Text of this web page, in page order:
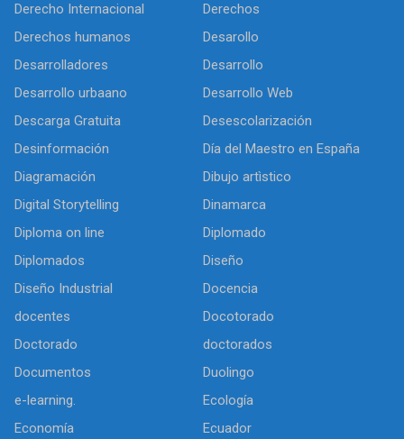
Derecho Internacional
Derechos
Derechos humanos
Desarollo
Desarrolladores
Desarrollo
Desarrollo urbaano
Desarrollo Web
Descarga Gratuita
Desescolarización
Desinformación
Día del Maestro en España
Diagramación
Dibujo artìstico
Digital Storytelling
Dinamarca
Diploma on line
Diplomado
Diplomados
Diseño
Diseño Industrial
Docencia
docentes
Docotorado
Doctorado
doctorados
Documentos
Duolingo
e-learning.
Ecología
Economía
Ecuador